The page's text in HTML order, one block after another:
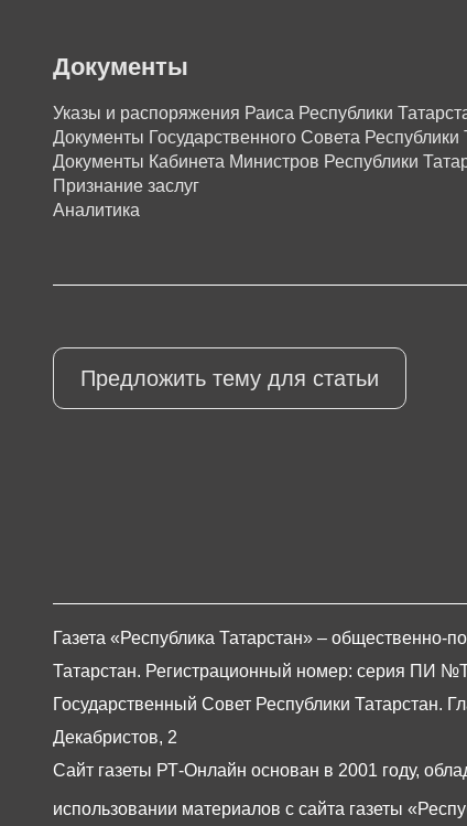
Документы
Указы и распоряжения Раиса Республики
Документы Государственного Совета Республики
Документы Кабинета Министров Республики
Признание заслуг
Аналитика
Предложить тему для статьи
Газета «Республика Татарстан» – общественно-
Татарстан. Регистрационный номер: серия ПИ
Государственный Совет Республики Татарстан.
Декабристов, 2
Сайт газеты РТ-Онлайн основан в 2001 году,
использовании материалов с сайта газеты